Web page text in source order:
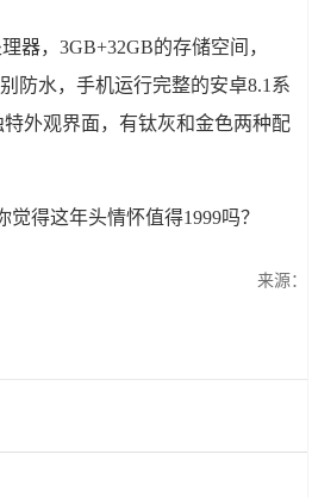
器，3GB+32GB的存储空间，
防水，手机运行完整的安卓8.1系
特外观界面，有钛灰和金色两种配
得这年头情怀值得1999吗？
来源：